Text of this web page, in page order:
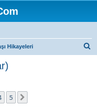
Hikayeleri
5